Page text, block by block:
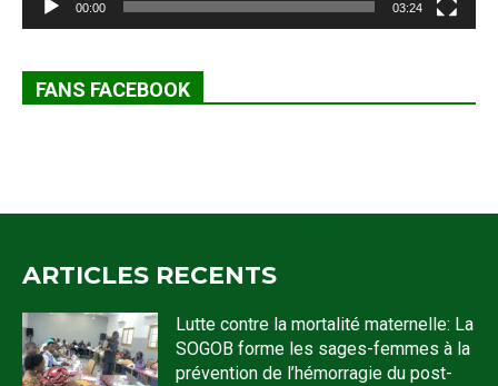
00:00 03:24
FANS FACEBOOK
ARTICLES RECENTS
Lutte contre la mortalité maternelle: La
SOGOB forme les sages-femmes à la
prévention de l’hémorragie du post-